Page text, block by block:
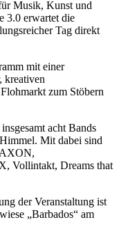
Musik, Kunst und
3.0 erwartet die
Tag direkt
mit einer
kreativen
zum Stöbern
acht Bands
Mit dabei sind
Vollintakt, Dreams that
der Veranstaltung ist
„Barbados“ am